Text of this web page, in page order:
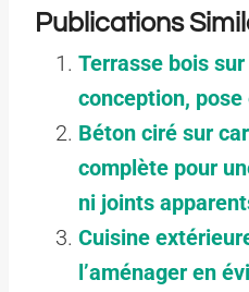
Publications
Terrasse bois
conception,
Béton ciré sur
complète pour
ni joints
Cuisine
l’aménager en